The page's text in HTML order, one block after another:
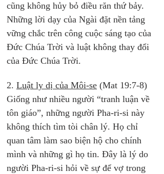
cũng không hủy bỏ điều răn thứ bảy.
Những lời dạy của Ngài đặt nền tảng
vững chắc trên công cuộc sáng tạo của
Đức Chúa Trời và luật không thay đổi
của Đức Chúa Trời.
2. Luật ly dị của Môi-se (Mat 19:7-8)
Giống như nhiều người “tranh luận về
tôn giáo”, những người Pha-ri-si này
không thích tìm tòi chân lý. Họ chỉ
quan tâm làm sao biện hộ cho chính
mình và những gì họ tin. Đây là lý do
người Pha-ri-si hỏi về sự để vợ trong